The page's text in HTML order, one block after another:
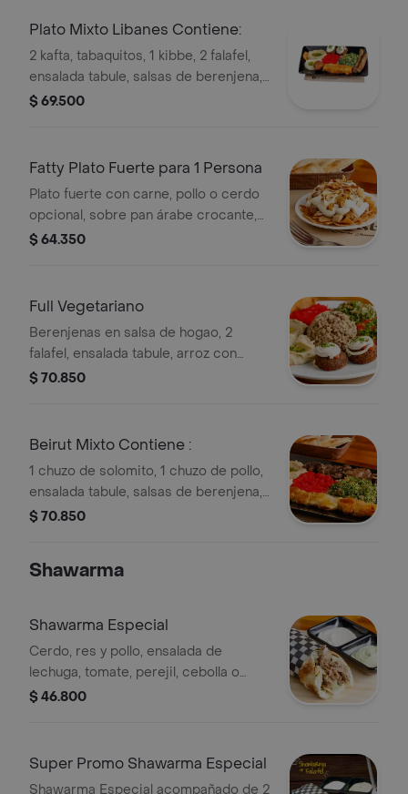
Plato Mixto Libanes Contiene:
2 kafta, tabaquitos, 1 kibbe, 2 falafel,
ensalada tabule, salsas de berenjena,
garbanzo, pimentón y pan arabe.
$ 69.500
Fatty Plato Fuerte para 1 Persona
Plato fuerte con carne, pollo o cerdo
opcional, sobre pan árabe crocante,
cubierto con yogurt y almendras.
$ 64.350
Full Vegetariano
Berenjenas en salsa de hogao, 2
falafel, ensalada tabule, arroz con
lentejas, salsas de berenjena,
$ 70.850
Beirut Mixto Contiene :
1 chuzo de solomito, 1 chuzo de pollo,
ensalada tabule, salsas de berenjena,
garbanzo, pimentón y pan árabe.
$ 70.850
Shawarma
Shawarma Especial
Cerdo, res y pollo, ensalada de
lechuga, tomate, perejil, cebolla o
ensalada de tabule, crema de
$ 46.800
Super Promo Shawarma Especial
Shawarma Especial acompañado de 2